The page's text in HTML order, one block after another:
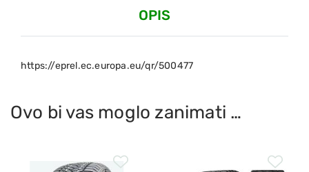
OPIS
https://eprel.ec.europa.eu/qr/500477
Ovo bi vas moglo zanimati …